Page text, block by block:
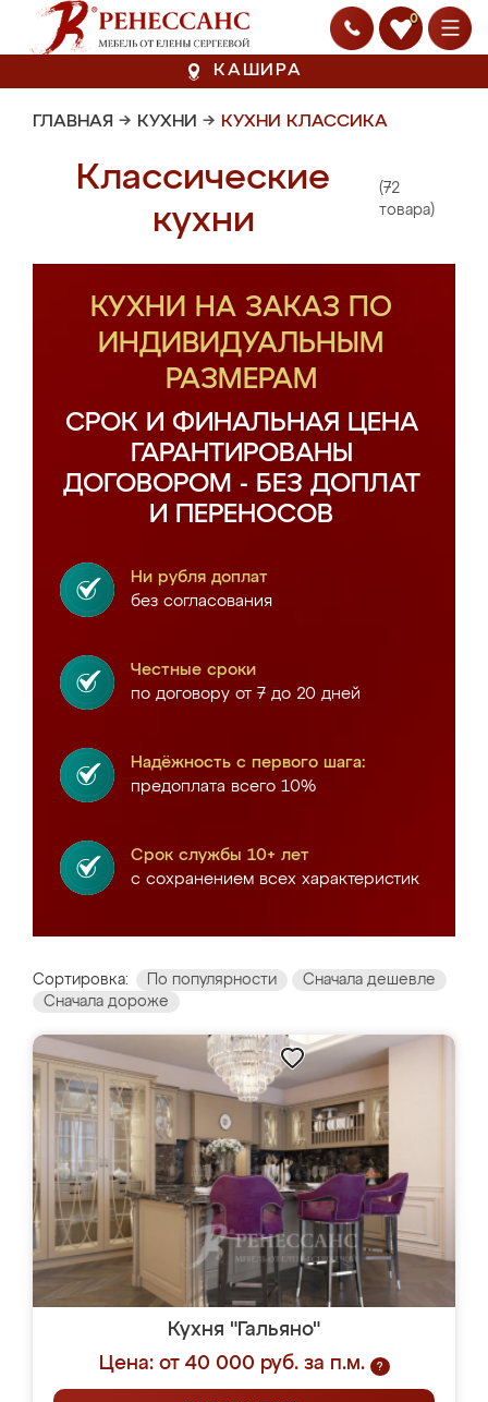
0
КАШИРА
ГЛАВНАЯ → КУХНИ → КУХНИ КЛАССИКА
Классические
кухни
(72
товара)
КУХНИ НА ЗАКАЗ ПО
ИНДИВИДУАЛЬНЫМ
РАЗМЕРАМ
СРОК И ФИНАЛЬНАЯ ЦЕНА
ГАРАНТИРОВАНЫ
ДОГОВОРОМ - БЕЗ ДОПЛАТ
И ПЕРЕНОСОВ
Ни рубля доплат
без согласования
Честные сроки
по договору от 7 до 20 дней
Надёжность с первого шага:
предоплата всего 10%
Срок службы 10+ лет
с сохранением всех характеристик
Сортировка: По популярности
Сначала дешевле
Сначала дороже
Кухня "Гальяно"
Цена: от 40 000 руб. за п.м.
?